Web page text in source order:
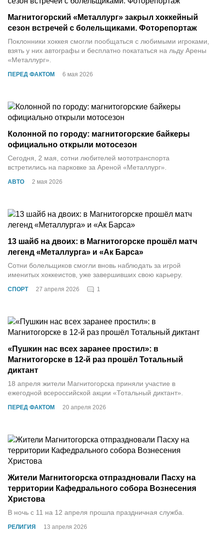
ПЕРЕД ФАКТОМ 6 мая 2026
Магнитогорский «Металлург» закрыл хоккейный
сезон встречей с болельщиками. Фоторепортаж
Поклонники хоккея смогли пообщаться с любимыми игроками,
взять у них автографы и бесплатно покататься на льду Арены
«Металлург».
АВТО 2 мая 2026
Колонной по городу: магнитогорские байкеры
официально открыли мотосезон
Сегодня, 2 мая, сотни любителей мототранспорта
встретились на парковке за Ареной «Металлург».
СПОРТ 27 апреля 2026 1
13 шайб на двоих: в Магнитогорске прошёл матч
легенд «Металлурга» и «Ак Барса»
Сотни болельщиков смогли вновь наблюдать за игрой
именитых хоккеистов, уже завершивших свою карьеру.
ПЕРЕД ФАКТОМ 20 апреля 2026
«Пушкин нас всех заранее простил»: в
Магнитогорске в 12-й раз прошёл Тотальный
диктант
18 апреля жители Магнитогорска приняли участие в
ежегодной всероссийской акции «Тотальный диктант».
РЕЛИГИЯ 13 апреля 2026
Жители Магнитогорска отпраздновали Пасху на
территории Кафедрального собора Вознесения
Христова
В ночь с 11 на 12 апреля прошла праздничная служба.